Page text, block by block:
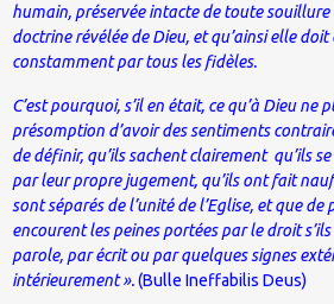
humain, préservée intacte de toute souillure
doctrine révélée de Dieu, et qu’ainsi elle
constamment par tous les fidèles.
C’est pourquoi, s’il en était, ce qu’à Dieu ne
présomption d’avoir des sentiments
de définir, qu’ils sachent clairement qu’ils
par leur propre jugement, qu’ils ont fait
sont séparés de l’unité de l’Eglise, et que
encourent les peines portées par le droit
parole, par écrit ou par quelques signes
intérieurement ».(Bulle Ineffabilis Deus)